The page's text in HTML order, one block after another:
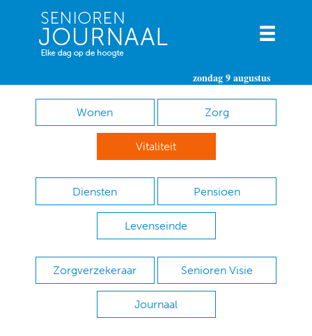
zondag 9 augustus
Wonen Zorg
Vitaliteit
Diensten Pensioen
Levenseinde
Zorgverzekeraar Senioren Visie
Journaal